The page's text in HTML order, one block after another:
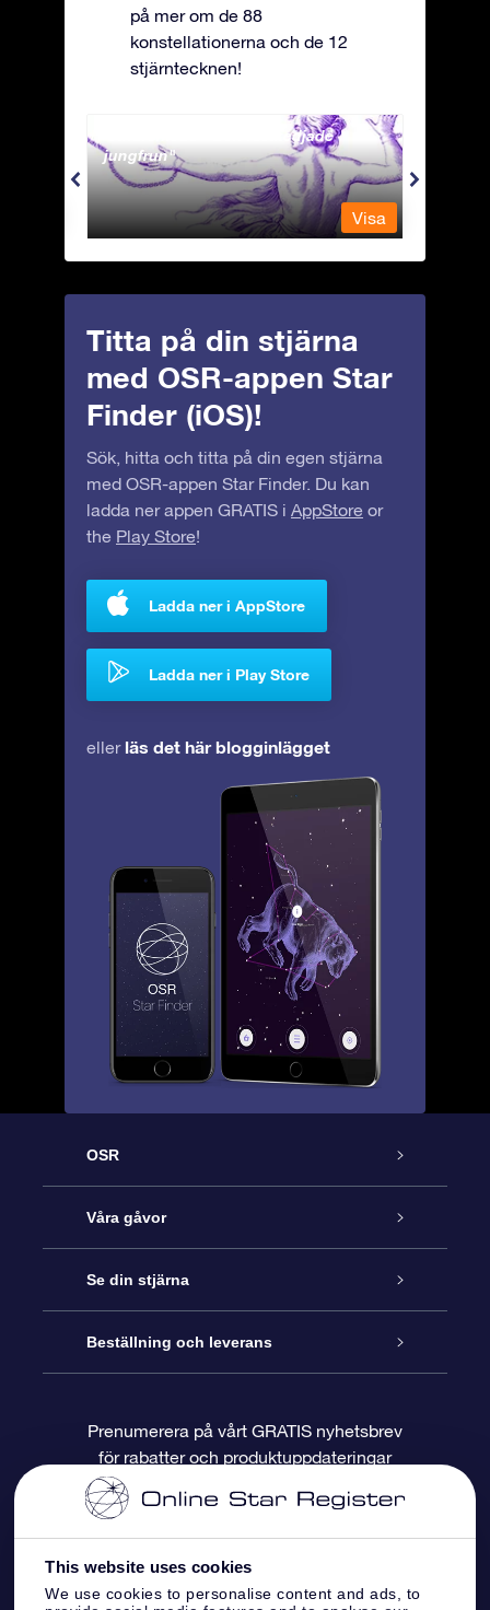
This website uses cookies
We use cookies to personalise content and ads, to
på mer om de 88
konstellationerna och de 12
stjärntecknen!
Andromeda - Den fastkedjade
jungfrun
Visa
Titta på din stjärna
med OSR-appen Star
Finder (iOS)!
Sök, hitta och titta på din egen stjärna
med OSR-appen Star Finder. Du kan
ladda ner appen GRATIS i AppStore or
the Play Store!
Ladda ner i AppStore
Ladda ner i Play Store
eller läs det här blogginlägget
OSR
Kundtjänst
Kontakta oss
Blogg
Recensioner
Våra gåvor
Online-Stjärngåva
OSR Gåvopaket
OSR Presentkort
Företagspresenter
Se din stjärna
Stjärnregiste
Personlig Stjärnsida
One Million Stars
OSR Starsaver
Beställning och leverans
Betalningsinformation
Returpolicy
Prenumerera på vårt GRATIS nyhetsbrev
för rabatter och produktuppdateringar